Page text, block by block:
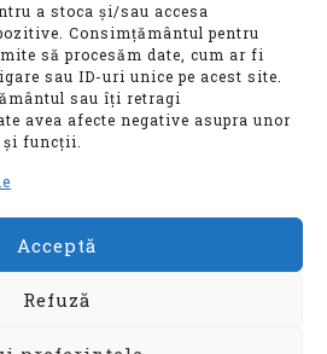
a stoca și/sau accesa
Consimțământul pentru
să procesăm date, cum ar fi
sau ID-uri unice pe acest site.
sau îți retragi
avea afecte negative asupra unor
funcții.
Acceptă
Refuză
autoturism second hand, este
care implică nu doar o
considerabilă, ci și o
confortul, siguranța și
de zile.
Toate drepturile